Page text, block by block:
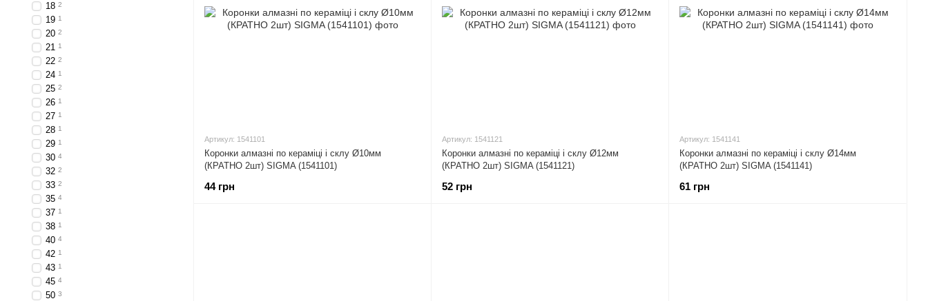
Артикул: 1541101
Коронки алмазні по кераміці і склу Ø10мм
(КРАТНО 2шт) SIGMA (1541101)
44 грн
Артикул: 1541121
Коронки алмазні по кераміці і склу Ø12мм
(КРАТНО 2шт) SIGMA (1541121)
52 грн
Артикул: 1541141
Коронки алмазні по кераміці і склу Ø14мм
(КРАТНО 2шт) SIGMA (1541141)
61 грн
18 2
19 1
20 2
21 1
22 2
24 1
25 2
26 1
27 1
28 1
29 1
30 4
32 2
33 2
35 4
37 1
38 1
40 4
42 1
43 1
45 4
50 3